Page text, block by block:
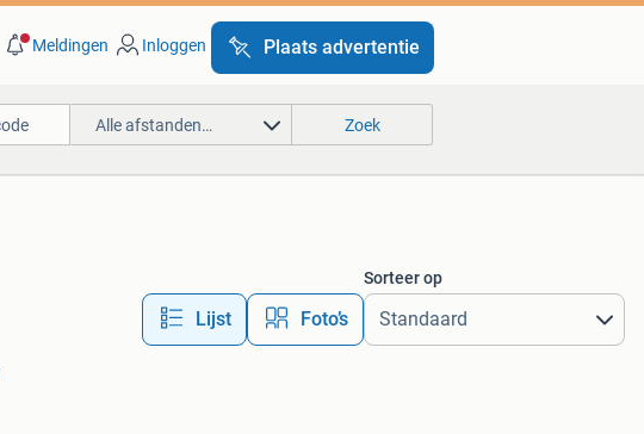
Meldingen Inloggen Plaats advertentie
Alle afstanden… Zoek
Lijst Foto’s
Sorteer op